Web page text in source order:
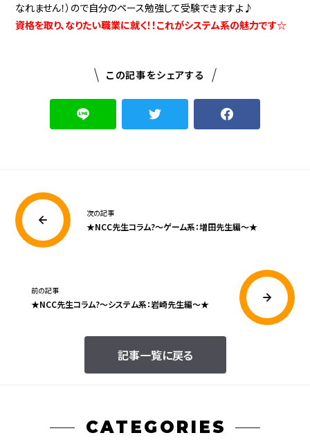
なれません！）ので自分のペース勉強して受験できますよ♪
資格を取り、なりたい職業に就く！！これがシステム系の魅力です☆
この記事をシェアする
次の記事
★NCC先生コラム?〜ゲーム系：増田先生編〜★
記事一覧に戻る
前の記事
★NCC先生コラム?〜システム系：岩崎先生編〜★
CATEGORIES